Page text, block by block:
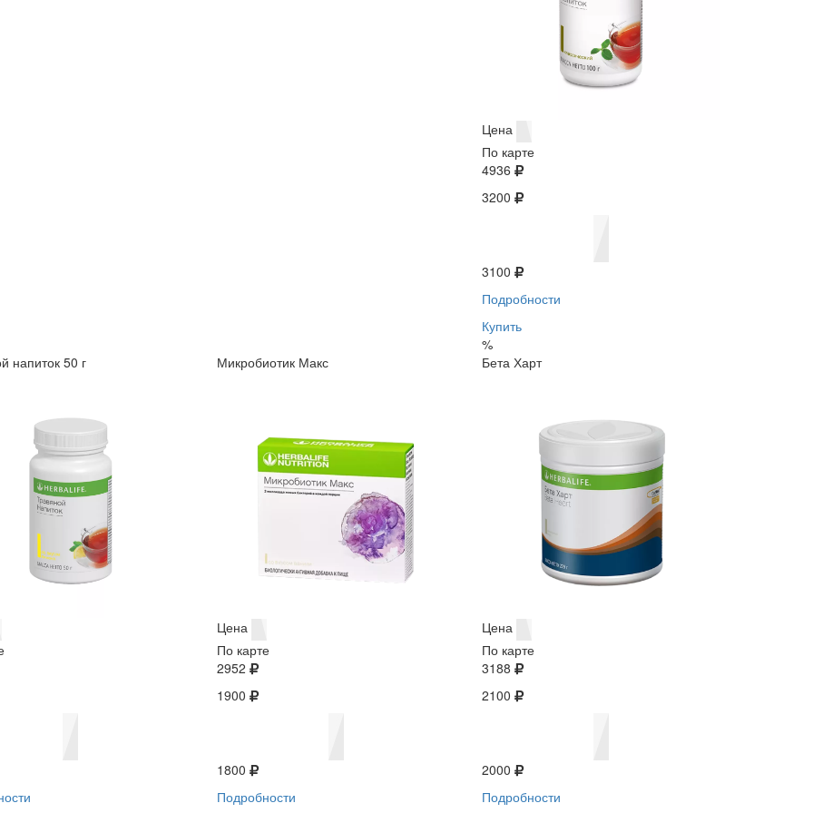
Цена
По карте
4936
3200
3100
Подробности
Купить
%
напиток 50 г
Микробиотик Макс
Цена
По карте
2952
1900
1800
Подробности
Бета Харт
Цена
По карте
3188
2100
2000
Подробности